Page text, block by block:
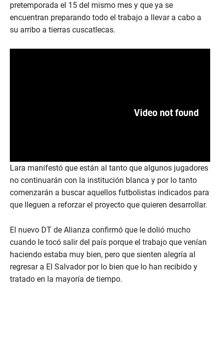
pretemporada el 15 del mismo mes y que ya se
encuentran preparando todo el trabajo a llevar a cabo a
su arribo a tierras cuscatlecas.
Lara manifestó que están al tanto que algunos jugadores
no continuarán con la institución blanca y por lo tanto
comenzarán a buscar aquellos futbolistas indicados para
que lleguen a reforzar el proyecto que quieren desarrollar.
El nuevo DT de Alianza confirmó que le dolió mucho
cuando le tocó salir del país porque el trabajo que venían
haciendo estaba muy bien, pero que sienten alegría al
regresar a El Salvador por lo bien que lo han recibido y
tratado en la mayoría de tiempo.